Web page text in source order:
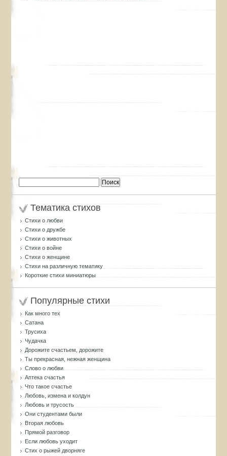
Тематика стихов
Стихи о любви
Стихи о дружбе
Стихи о животных
Стихи о войне
Стихи о женщине
Стихи на различную тематику
Короткие стихи миниатюры
Популярные стихи
Как много тех
Сатана
Трусиха
Чудачка
Дорожите счастьем, дорожите
Ты прекрасная, нежная женщина
Слово о любви
Аптека счастья
Что такое счастье
Любовь, измена и колдун
Любовь и трусость
Они студентами были
Вторая любовь
Прямой разговор
Если любовь уходит
Стих о рыжей дворняге